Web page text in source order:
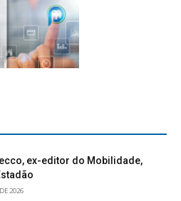
ex-editor do Mobilidade,
2026